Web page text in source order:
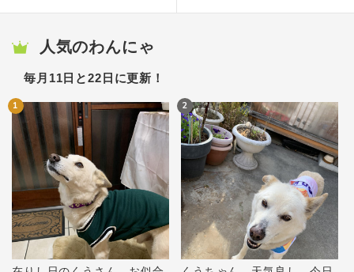
人気のわんにゃ
毎月11日と22日に更新！
1 2